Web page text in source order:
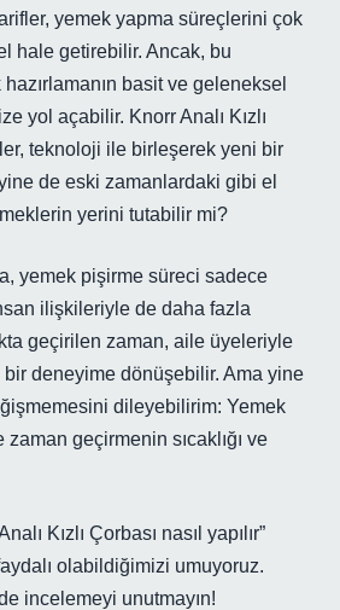
yemek yapma süreçlerini çok
hale getirebilir. Ancak, bu
basit ve geleneksel
yol açabilir. Knorr Analı Kızlı
teknoloji ile birleşerek yeni bir
de eski zamanlardaki gibi el
yerini tutabilir mi?
yemek pişirme süreci sadece
ilişkileriyle de daha fazla
geçirilen zaman, aile üyeleriyle
deneyime dönüşebilir. Ama yine
dileyebilirim: Yemek
geçirmenin sıcaklığı ve
Kızlı Çorbası nasıl yapılır”
olabildiğimizi umuyoruz.
incelemeyi unutmayın!